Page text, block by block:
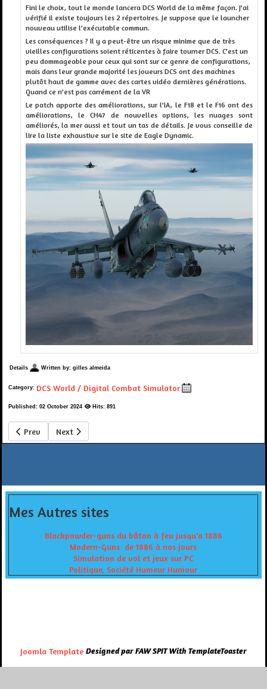
Fini le choix, tout le monde lancera DCS World de la même façon. J’ai
vérifié il existe toujours les 2 répertoires. Je suppose que le launcher
nouveau utilise l’exécutable commun.
Les conséquences ? Il y a peut-être un risque minime que de très
vieilles configurations soient réticentes à faire tourner DCS. C’est un
peu dommageable pour ceux qui sont sur ce genre de configurations,
mais dans leur grande majorité les joueurs DCS ont des machines
plutôt haut de gamme avec des cartes vidéo dernières générations.
Quand ce n’est pas carrément de la VR
Le patch apporte des améliorations, sur l’IA, le F18 et le F16 ont des
améliorations, le CH47 de nouvelles options, les nuages sont
améliorés, la mer aussi et tout un tas de détails. Je vous conseille de
lire la liste exhaustive sur le site de Eagle Dynamic.
Details Written by: gilles almeida
Category: DCS World / Digital Combat Simulator
Published: 02 October 2024 Hits: 891
Previous article: DCS World Map Afghanistan
Prev Next article: Prochaines amélioration DCS
Next
Mes Autres sites
Blackpowder-guns du bâton à feu jusqu'a 1886
Modern-Guns de 1886 à nos jours
Simulation de vol et jeux sur PC
Politique, Société Humeur Humour
Joomla Template Designed par FAW SPIT With TemplateToaster